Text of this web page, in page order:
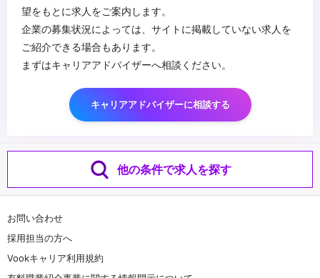
望をもとに求人をご案内します。
企業の募集状況によっては、サイトに掲載していない求人を
ご紹介できる場合もあります。
まずはキャリアアドバイザーへ相談ください。
キャリアアドバイザーに相談する
他の条件で求人を探す
お問い合わせ
採用担当の方へ
Vookキャリア利用規約